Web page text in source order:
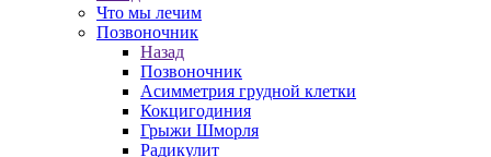
Что мы лечим
Позвоночник
Назад
Позвоночник
Асимметрия грудной клетки
Кокцигодиния
Грыжи Шморля
Радикулит